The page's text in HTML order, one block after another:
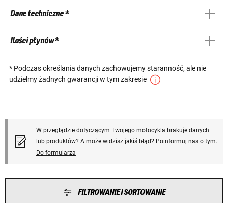
Dane techniczne *
Ilości płynów *
* Podczas określania danych zachowujemy staranność, ale nie
udzielmy żadnych gwarancji w tym zakresie
W przeglądzie dotyczącym Twojego motocykla brakuje danych
lub produktów? A może widzisz jakiś błąd? Poinformuj nas o tym.
Do formularza
FILTROWANIE I SORTOWANIE